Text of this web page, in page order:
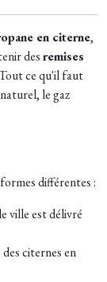
en citerne,
desremises
ce qu'il faut
le gaz
différentes :
ville est délivré
citernes en